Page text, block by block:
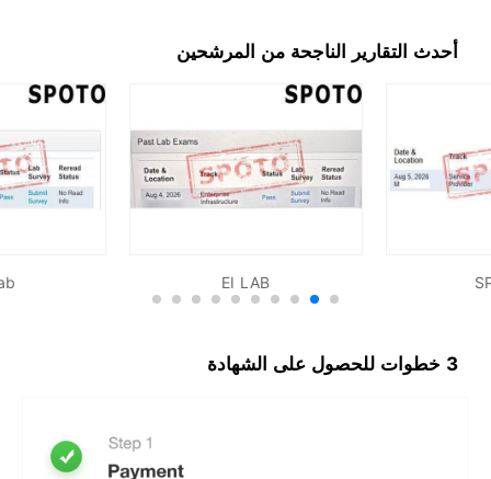
أحدث التقارير الناجحة من المرشحين
EI LAB
3 خطوات للحصول على الشهادة